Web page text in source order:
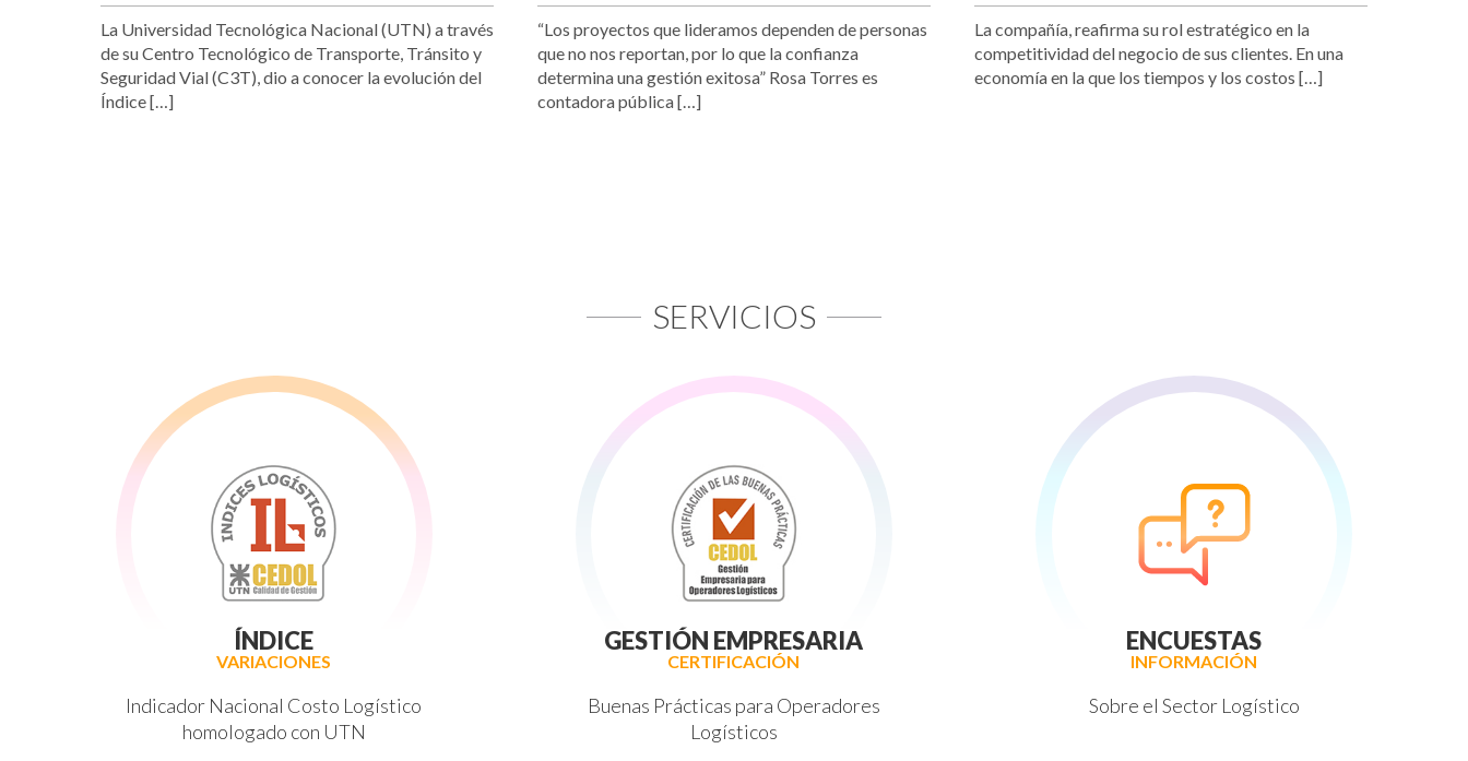
La Universidad Tecnológica Nacional (UTN) a través
de su Centro Tecnológico de Transporte, Tránsito y
Seguridad Vial (C3T), dio a conocer la evolución del
Índice […]
“Los proyectos que lideramos dependen de personas
que no nos reportan, por lo que la confianza
determina una gestión exitosa” Rosa Torres es
contadora pública […]
La compañía, reafirma su rol estratégico en la
competitividad del negocio de sus clientes. En una
economía en la que los tiempos y los costos […]
SERVICIOS
ÍNDICE
VARIACIONES
Indicador Nacional Costo Logístico
homologado con UTN
GESTIÓN EMPRESARIA
CERTIFICACIÓN
Buenas Prácticas para Operadores
Logísticos
ENCUESTAS
INFORMACIÓN
Sobre el Sector Logístico